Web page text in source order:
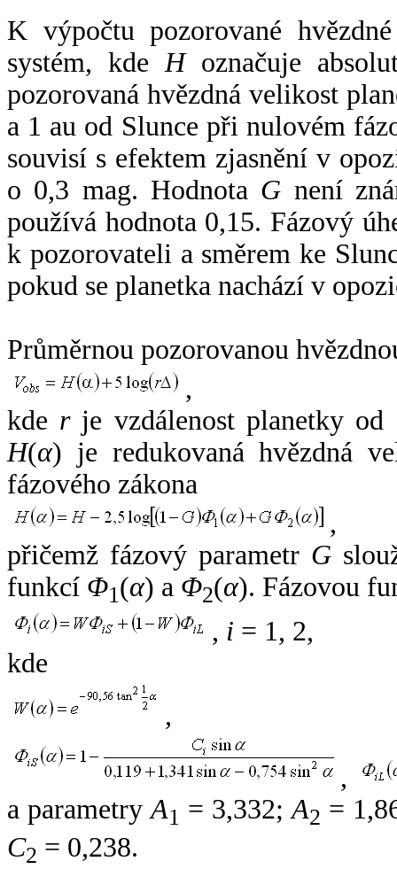
K výpočtu pozorované
systém, kde Hoznačuje
pozorovaná hvězdná velikost
a 1 au od Slunce při nulovém
souvisí s efektem zjasnění v
o 0,3 mag. Hodnota G není
používá hodnota 0,15. Fázový
k pozorovateli a směrem ke
pokud se planetka nachází v
Průměrnou pozorovanou
,
kde rje vzdálenost planetky od
H(α) je redukovaná hvězdná
fázového zákona
,
přičemž fázový parametr G
funkcí Φ1(α) a Φ2(α). Fázovou
, i = 1, 2,
kde
,
,
a parametryA1 = 3,332;A2 =
C2 = 0,238.